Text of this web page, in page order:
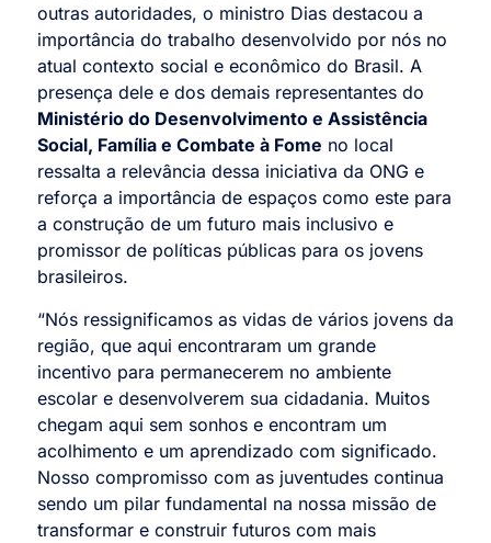
outras autoridades, o ministro Dias destacou a
importância do trabalho desenvolvido por nós no
atual contexto social e econômico do Brasil. A
presença dele e dos demais representantes do
Ministério do Desenvolvimento e Assistência
Social, Família e Combate à Fome no local
ressalta a relevância dessa iniciativa da ONG e
reforça a importância de espaços como este para
a construção de um futuro mais inclusivo e
promissor de políticas públicas para os jovens
brasileiros.
“Nós ressignificamos as vidas de vários jovens da
região, que aqui encontraram um grande
incentivo para permanecerem no ambiente
escolar e desenvolverem sua cidadania. Muitos
chegam aqui sem sonhos e encontram um
acolhimento e um aprendizado com significado.
Nosso compromisso com as juventudes continua
sendo um pilar fundamental na nossa missão de
transformar e construir futuros com mais